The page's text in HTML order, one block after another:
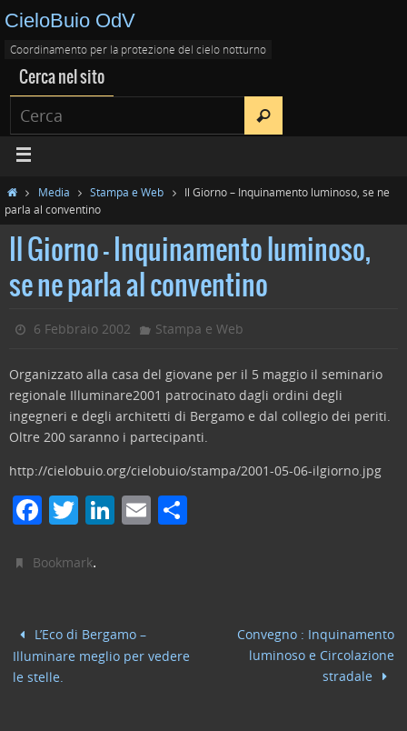
CieloBuio OdV
Coordinamento per la protezione del cielo notturno
Cerca nel sito
Media Stampa e Web
Il Giorno – Inquinamento luminoso, se ne
parla al conventino
Il Giorno – Inquinamento luminoso,
se ne parla al conventino
6 Febbraio 2002 Stampa e Web
Organizzato alla casa del giovane per il 5 maggio il seminario
regionale Illuminare2001 patrocinato dagli ordini degli
ingegneri e degli architetti di Bergamo e dal collegio dei periti.
Oltre 200 saranno i partecipanti.
http://cielobuio.org/cielobuio/stampa/2001-05-06-ilgiorno.jpg
F
c
b
o
o
T
itt
Li
dI
n
E
di
Bookmark.
L’Eco di Bergamo –
Illuminare meglio per vedere
le stelle.
Convegno : Inquinamento
luminoso e Circolazione
stradale